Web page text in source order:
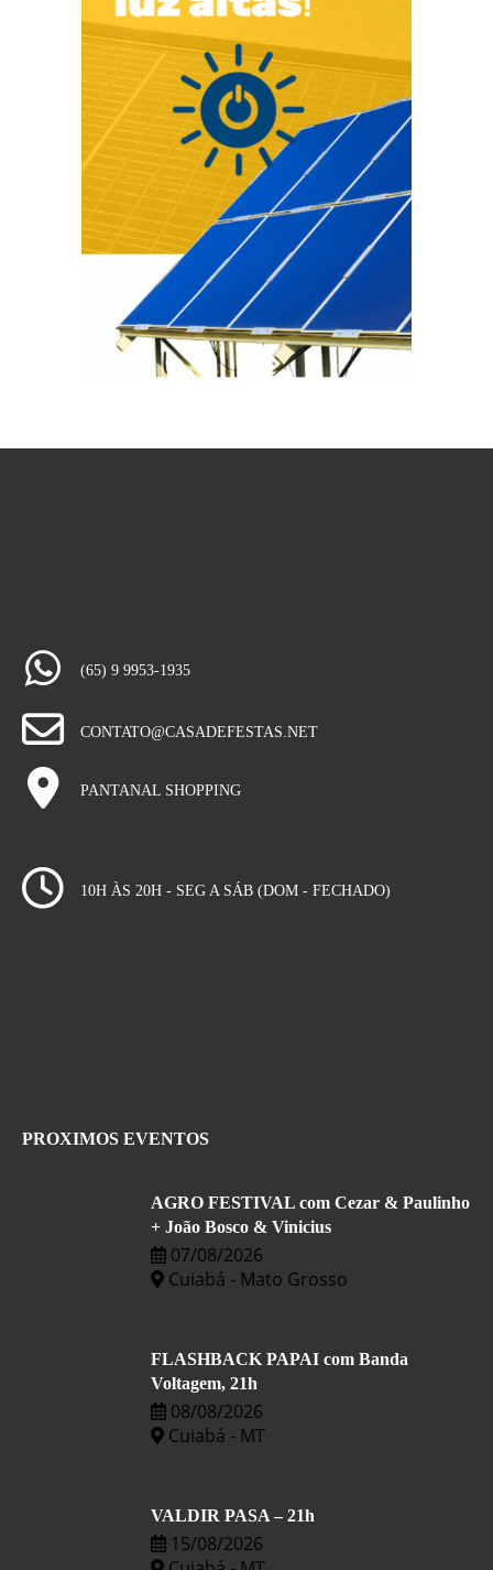
(65) 9 9953-1935
CONTATO@CASADEFESTAS.NET
PANTANAL SHOPPING
10H ÀS 20H - SEG A SÁB (DOM - FECHADO)
PROXIMOS EVENTOS
AGRO FESTIVAL com Cezar & Paulinho
+ João Bosco & Vinicius
07/08/2026
Cuiabá - Mato Grosso
FLASHBACK PAPAI com Banda
Voltagem, 21h
08/08/2026
Cuiabá - MT
VALDIR PASA – 21h
15/08/2026